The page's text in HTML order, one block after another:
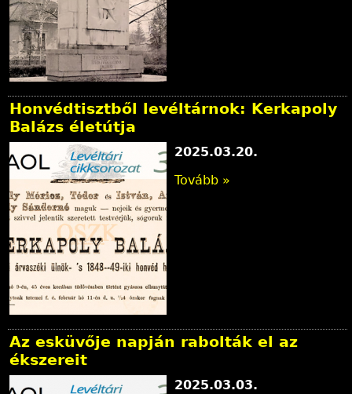
Honvédtisztből levéltárnok: Kerkapoly
Balázs életútja
2025.03.20.
Tovább »
Az esküvője napján rabolták el az
ékszereit
2025.03.03.